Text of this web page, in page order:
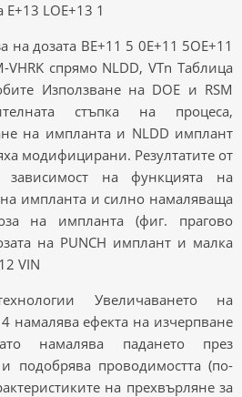
LOE+13 1
на дозата BE+11 5 0E+11 5OE+11
VHRK спрямо NLDD, VTn Таблица
Използване на DOE и RSM
стъпка на процеса,
на импланта и NLDD имплант
модифицирани. Резултатите от
зависимост на функцията на
на импланта и силно намаляваща
на импланта (фиг. прагово
на PUNCH имплант и малка
VIN
Увеличаването на
намалява ефекта на изчерпване
намалява падането през
подобрява проводимостта (по-
на прехвърляне за